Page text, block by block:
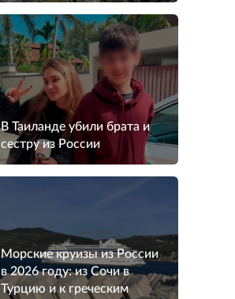
В Таиланде убили брата и
сестру из России
Морские круизы из России
в 2026 году: из Сочи в
Турцию и к греческим